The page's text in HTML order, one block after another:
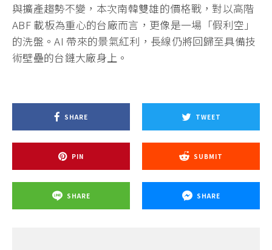
與擴產趨勢不變，本次南韓雙雄的價格戰，對以高階
ABF 載板為重心的台廠而言，更像是一場「假利空」
的洗盤。AI 帶來的景氣紅利，長線仍將回歸至具備技
術壁壘的台鏈大廠身上。
SHARE TWEET
PIN SUBMIT
SHARE SHARE